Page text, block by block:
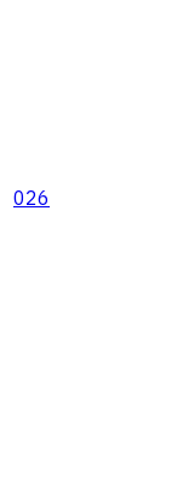
026